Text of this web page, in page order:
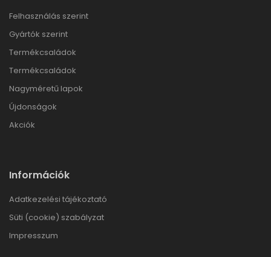
Felhasználás szerint
Gyártók szerint
Termékcsaládok
Termékcsaládok
Nagyméretű lapok
Újdonságok
Akciók
Információk
Adatkezelési tájékoztató
Süti (cookie) szabályzat
Impresszum